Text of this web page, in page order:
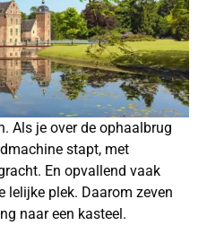
Als je over de ophaalbrug
stapt, met
En opvallend vaak
lelijke plek. Daarom zeven
naar een kasteel.